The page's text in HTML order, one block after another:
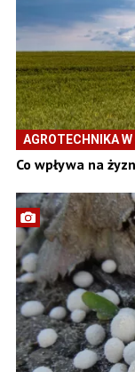
AGROTECHNIKA
Co wpływa na